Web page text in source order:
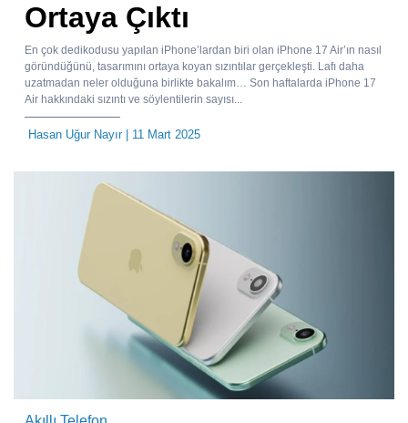
Ortaya Çıktı
En çok dedikodusu yapılan iPhone’lardan biri olan iPhone 17 Air’ın nasıl
göründüğünü, tasarımını ortaya koyan sızıntılar gerçekleşti. Lafı daha
uzatmadan neler olduğuna birlikte bakalım… Son haftalarda iPhone 17
Air hakkındaki sızıntı ve söylentilerin sayısı...
Hasan Uğur Nayır| 11 Mart 2025